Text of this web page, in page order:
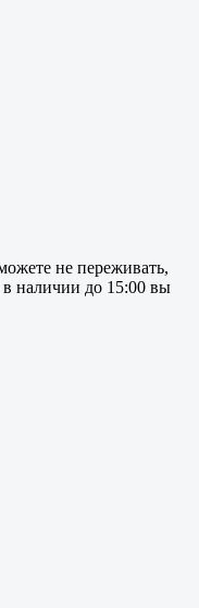
не переживать,
в наличии до 15:00 вы